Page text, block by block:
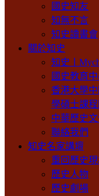
國史知友
知無不言
知史讀書會
關於知史
知史丨
國史教育
香港大學
學碩士課
中華歷史
聯絡我們
知史名家講壇
重回歷史
歷史人物
歷史劇場